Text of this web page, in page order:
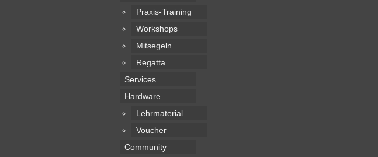
Praxis-Training
Workshops
Mitsegeln
Regatta
Services
Hardware
Lehrmaterial
Voucher
Community